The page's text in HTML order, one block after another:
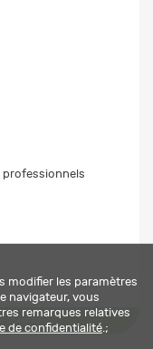
professionnels
modifier les paramètres
navigateur, vous
remarques relatives
de confidentialité .;